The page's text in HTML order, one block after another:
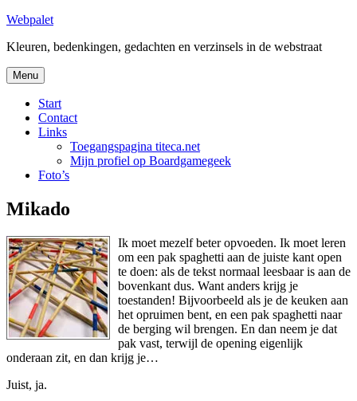
Skip
content
Webpalet
Kleuren, bedenkingen, gedachten en verzinsels in de webstraat
Menu
Start
Contact
Links
Toegangspagina titeca.net
Mijn profiel op Boardgamegeek
Foto’s
Mikado
Ik moet mezelf beter opvoeden. Ik moet leren
om een pak spaghetti aan de juiste kant open
te doen: als de tekst normaal leesbaar is aan de
bovenkant dus. Want anders krijg je
toestanden! Bijvoorbeeld als je de keuken aan
het opruimen bent, en een pak spaghetti naar
de berging wil brengen. En dan neem je dat
pak vast, terwijl de opening eigenlijk
onderaan zit, en dan krijg je…
Juist, ja.